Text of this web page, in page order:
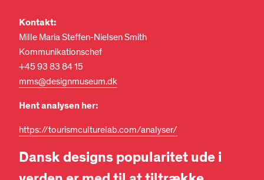
Kontakt:
Mille Maria Steffen-Nielsen Smith
Kommunikationschef
+45 93 83 84 15
mms@designmuseum.dk
Hent analysen her:
https://tourismculturelab.com/analyser/
Dansk designs popularitet ude i